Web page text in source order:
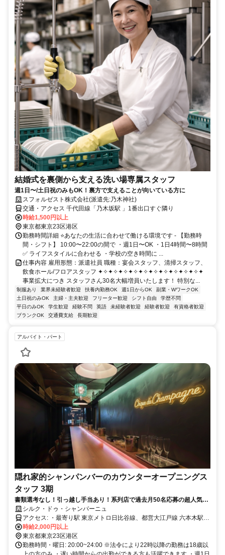
結婚式を裏側から支える洗い場専属スタッフ
週1日〜/土日祝のみもOK！裏方で支えることが向いている方に
スフォルゼスト株式会社(派遣先:乃木神社)
交通・アクセス 千代田線「乃木坂駅 」1番出口すぐ隣り
時給1,500円以上
東京都東京23区港区
勤務時間詳細 ⭐あなたの生活に合わせて働ける環境です - 【勤務時
間・シフト】 10:00〜22:00の間で ・週1日〜OK ・1日4時間〜8時間
✅ ライフスタイルに合わせる ・学校の空き時間に ...
仕事内容 雇用形態：派遣社員 職種：宴会スタッフ、清掃スタッフ、
飲食ホール/フロアスタッフ ✦✧✦✧✦✧✦✧✦✧✦✧✦✧✦✧✦✧✦✧✦
事業拡大につき スタッフさん30名大幅増員いたします！ 特別な...
制服あり 業界未経験者歓迎 扶養内勤務OK 週1日からOK
副業・WワークOK
土日祝のみOK
主婦・主夫歓迎 フリーター歓迎 シフト自由
学歴不問
平日のみOK
学生歓迎 経験不問 英語 未経験者歓迎 経験者歓迎
有資格者歓迎
ブランクOK
交通費支給 長期歓迎
アルバイト・パート
隠れ家的シャンパンバーのカウンターオープニングス
タッフ 3期
書類選考なし！引っ越し手当あり！系列店で過去月50名応募の超人気求
人♪未経験アルバイト可能！週1～3h～勤務OK＆お客様との身体的な接
触なし＆集客なし＆ノルマなし＆待機カットなし♪髪型・髪色自由＆ピア
スOK＆副業・WワークOK※オープニング3期募集です
シルク・ドゥ・シャンパーニュ
アクセス: ・最寄り駅 東京メトロ日比谷線、都営大江戸線 六本木駅
徒歩5分 東京メトロ南北線、都営大江戸線 麻布十番駅 徒歩6分 東京メ
トロ千代田線 乃木坂駅 徒歩12分 ・最寄りバス停 六本木駅前バス停か
ら徒歩4分 （利用可能なバス系統：都01、渋88、反96） 車通勤OKで
時給2,000円以上
東京都東京23区港区
勤務時間・曜日: 20:00~24:00 ※法令により22時以降の勤務は18歳以